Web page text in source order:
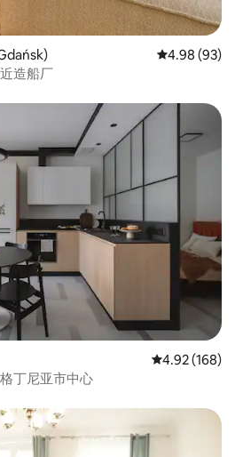
平均评分 4.98
4.98 (93)
造船厂
平均评分 4.92
4.92 (168)
丁尼亚市中心